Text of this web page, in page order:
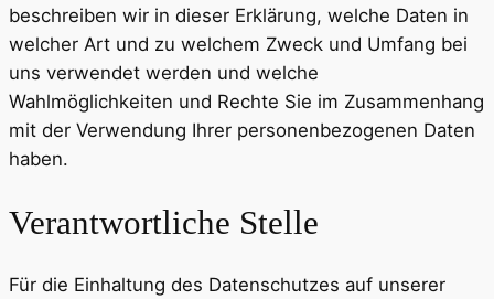
beschreiben wir in dieser Erklärung, welche Daten in
welcher Art und zu welchem Zweck und Umfang bei
uns verwendet werden und welche
Wahlmöglichkeiten und Rechte Sie im Zusammenhang
mit der Verwendung Ihrer personenbezogenen Daten
haben.
Verantwortliche Stelle
Für die Einhaltung des Datenschutzes auf unserer